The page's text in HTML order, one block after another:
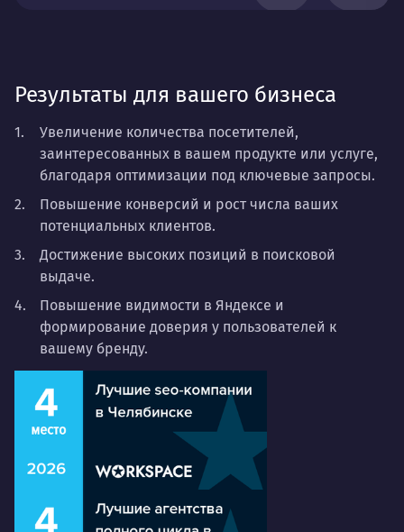
Результаты для вашего бизнеса
Увеличение количества посетителей,
заинтересованных в вашем продукте или услуге,
благодаря оптимизации под ключевые запросы.
Повышение конверсий и рост числа ваших
потенциальных клиентов.
Достижение высоких позиций в поисковой
выдаче.
Повышение видимости в Яндексе и
формирование доверия у пользователей к
вашему бренду.